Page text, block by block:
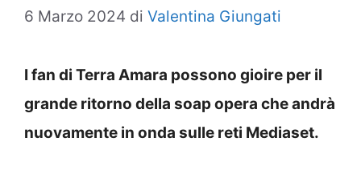
6 Marzo 2024 di Valentina Giungati
I fan di Terra Amara possono gioire per il
grande ritorno della soap opera che andrà
nuovamente in onda sulle reti Mediaset.